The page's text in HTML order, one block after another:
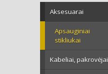
Aksesuarai
Apsauginiai
stikliukai
Kabeliai, pakrovėjai